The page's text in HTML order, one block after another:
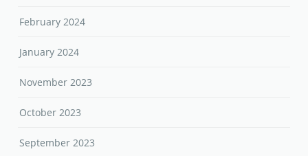
February 2024
January 2024
November 2023
October 2023
September 2023